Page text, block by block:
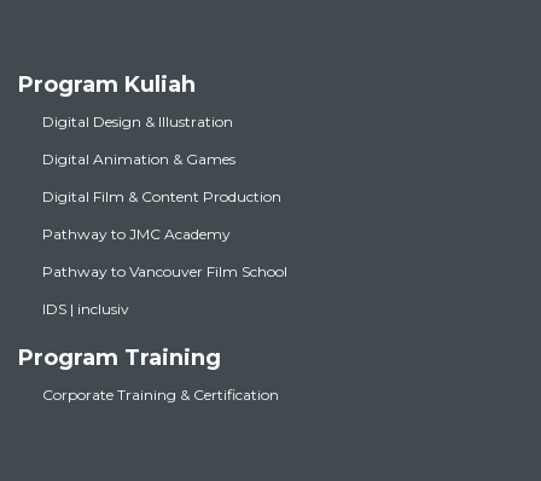
Program Kuliah
Digital Design & Illustration
Digital Animation & Games
Digital Film & Content Production
Pathway to JMC Academy
Pathway to Vancouver Film School
IDS | inclusiv
Program Training
Corporate Training & Certification